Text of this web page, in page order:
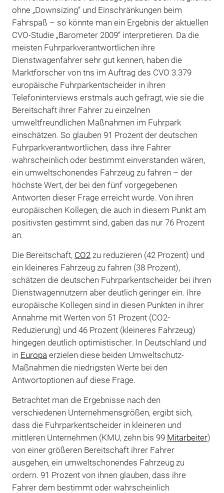
ohne „Downsizing“ und Einschränkungen beim
Fahrspaß – so könnte man ein Ergebnis der aktuellen
CVO-Studie „Barometer 2009“ interpretieren. Da die
meisten Fuhrparkverantwortlichen ihre
Dienstwagenfahrer sehr gut kennen, haben die
Marktforscher von tns im Auftrag des CVO 3.379
europäische Fuhrparkentscheider in ihren
Telefoninterviews erstmals auch gefragt, wie sie die
Bereitschaft ihrer Fahrer zu einzelnen
umweltfreundlichen Maßnahmen im Fuhrpark
einschätzen. So glauben 91 Prozent der deutschen
Fuhrparkverantwortlichen, dass ihre Fahrer
wahrscheinlich oder bestimmt einverstanden wären,
ein umweltschonendes Fahrzeug zu fahren – der
höchste Wert, der bei den fünf vorgegebenen
Antworten dieser Frage erreicht wurde. Von ihren
europäischen Kollegen, die auch in diesem Punkt am
positivsten gestimmt sind, gaben das nur 76 Prozent
an.
Die Bereitschaft, CO2 zu reduzieren (42 Prozent) und
ein kleineres Fahrzeug zu fahren (38 Prozent),
schätzen die deutschen Fuhrparkentscheider bei ihren
Dienstwagennutzern aber deutlich geringer ein. Ihre
europäische Kollegen sind in diesen Punkten in ihrer
Annahme mit Werten von 51 Prozent (CO2-
Reduzierung) und 46 Prozent (kleineres Fahrzeug)
hingegen deutlich optimistischer. In Deutschland und
in Europa erzielen diese beiden Umweltschutz-
Maßnahmen die niedrigsten Werte bei den
Antwortoptionen auf diese Frage.
Betrachtet man die Ergebnisse nach den
verschiedenen Unternehmensgrößen, ergibt sich,
dass die Fuhrparkentscheider in kleineren und
mittleren Unternehmen (KMU, zehn bis 99 Mitarbeiter)
von einer größeren Bereitschaft ihrer Fahrer
ausgehen, ein umweltschonendes Fahrzeug zu
ordern. 91 Prozent von ihnen glauben, dass ihre
Fahrer dem bestimmt oder wahrscheinlich